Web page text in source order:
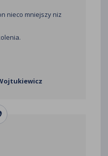
nieco mniejszy niz